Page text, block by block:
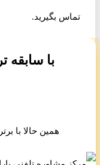
تماس بگیرید.
با سابقه
همین حالا با